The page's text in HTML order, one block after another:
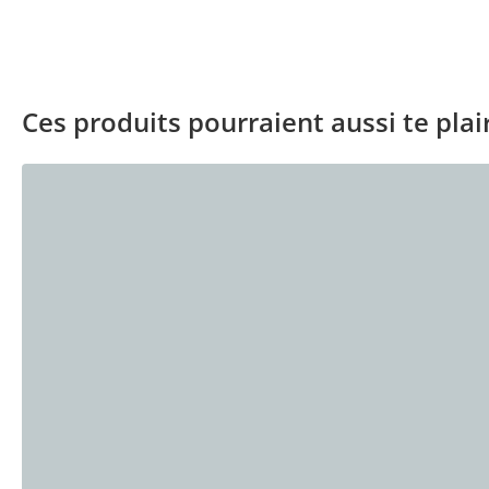
Ces produits pourraient aussi te